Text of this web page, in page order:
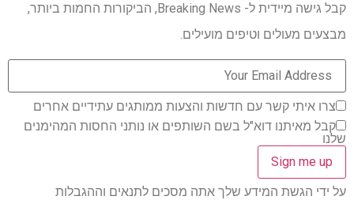
קבל גישה מיידית ל- Breaking News, הביקורות החמות ביותר,
מבצעים מעולים וטיפים מועילים.
צרו איתי קשר עם חדשות והצעות ממותגים עתידיים אחרים
קבל מאיתנו דוא"ל בשם השותפים או נותני החסות המהימנים
שלנו
על ידי הגשת המידע שלך אתה מסכים לתנאים וההגבלות